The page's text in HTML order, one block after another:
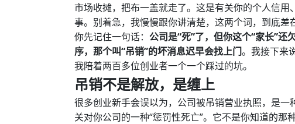
市场收摊，把布一盖就走了。这是有关你的个人信
事。别着急，我慢慢跟你讲清楚，这两个词，到底差
你先记住一句话： 公司是“死”了，但你这个“家长”
序，那个叫“吊销”的坏消息迟早会找上门。我接下来
我陪着两百多位创业者一个一个踩过的坑。
吊销不是解放，是缠上
很多创业新手会误以为，公司被吊销营业执照，是
关对你公司的一种“惩罚性死亡”。它不是你知道的那